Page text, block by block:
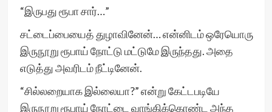
“இருபது ரூபா சார்…”
சட்டைப்பையைத் துழாவினேன்… என்னிடம் ஒரேயொரு
இருநூறு ரூபாய் நோட்டு மட்டுமே இருந்தது. அதை
எடுத்து அவரிடம் நீட்டினேன்.
“சில்லறையாக இல்லையா?” என்று கேட்டபடியே
இருநூறு ரூபாய் நோட்டை வாங்கிக்கொண்ட அந்த